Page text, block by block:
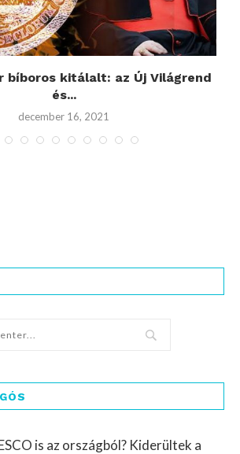
bíboros kitálalt: az Új Világrend
és...
december 16, 2021
is az országból? Kiderültek a